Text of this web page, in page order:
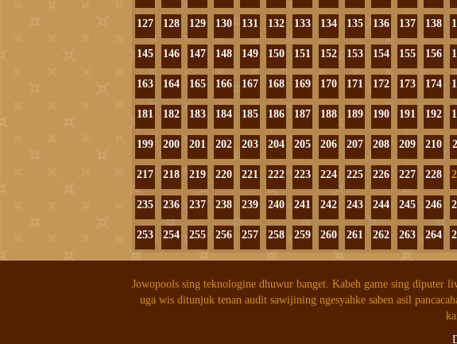
127 128 129 130 131 132 133 134 135 136 137 138
145 146 147 148 149 150 151 152 153 154 155 156
163 164 165 166 167 168 169 170 171 172 173 174
181 182 183 184 185 186 187 188 189 190 191 192
199 200 201 202 203 204 205 206 207 208 209 210
217 218 219 220 221 222 223 224 225 226 227 228
235 236 237 238 239 240 241 242 243 244 245 246
253 254 255 256 257 258 259 260 261 262 263 264
Jowopools sing teknologine dhuwur banget. Kabeh game sing diputer
uga wis ditunjuk tenan audit sawijining ngesyahke saben asil